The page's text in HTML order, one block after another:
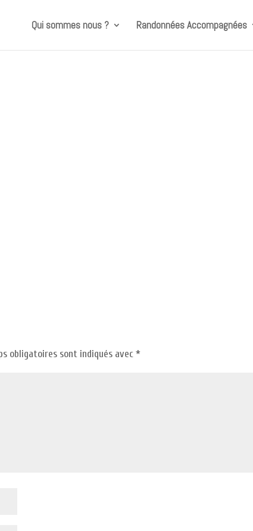
Qui sommes nous ? Randonnées Accompagnées
obligatoires sont indiqués avec*